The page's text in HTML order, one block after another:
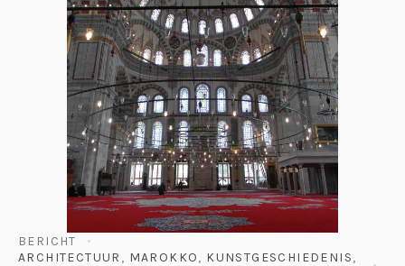
BERICHT
ARCHITECTUUR , MAROKKO, KUNSTGESCHIEDENIS,